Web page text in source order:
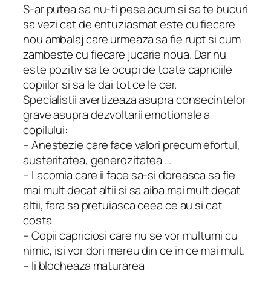
S-ar putea sa nu-ti pese acum si sa te bucuri
sa vezi cat de entuziasmat este cu fiecare
nou ambalaj care urmeaza sa fie rupt si cum
zambeste cu fiecare jucarie noua. Dar nu
este pozitiv sa te ocupi de toate capriciile
copiilor si sa le dai tot ce le cer.
Specialistii avertizeaza asupra consecintelor
grave asupra dezvoltarii emotionale a
copilului:
– Anestezie care face valori precum efortul,
austeritatea, generozitatea …
– Lacomia care ii face sa-si doreasca sa fie
mai mult decat altii si sa aiba mai mult decat
altii, fara sa pretuiasca ceea ce au si cat
costa
– Copii capriciosi care nu se vor multumi cu
nimic, isi vor dori mereu din ce in ce mai mult.
– Ii blocheaza maturarea